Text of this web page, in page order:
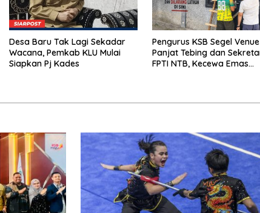
Desa Baru Tak Lagi Sekadar
Wacana, Pemkab KLU Mulai
Siapkan Pj Kades
Pengurus KSB Segel Venue
Panjat Tebing dan
FPTI NTB, Kecewa Emas